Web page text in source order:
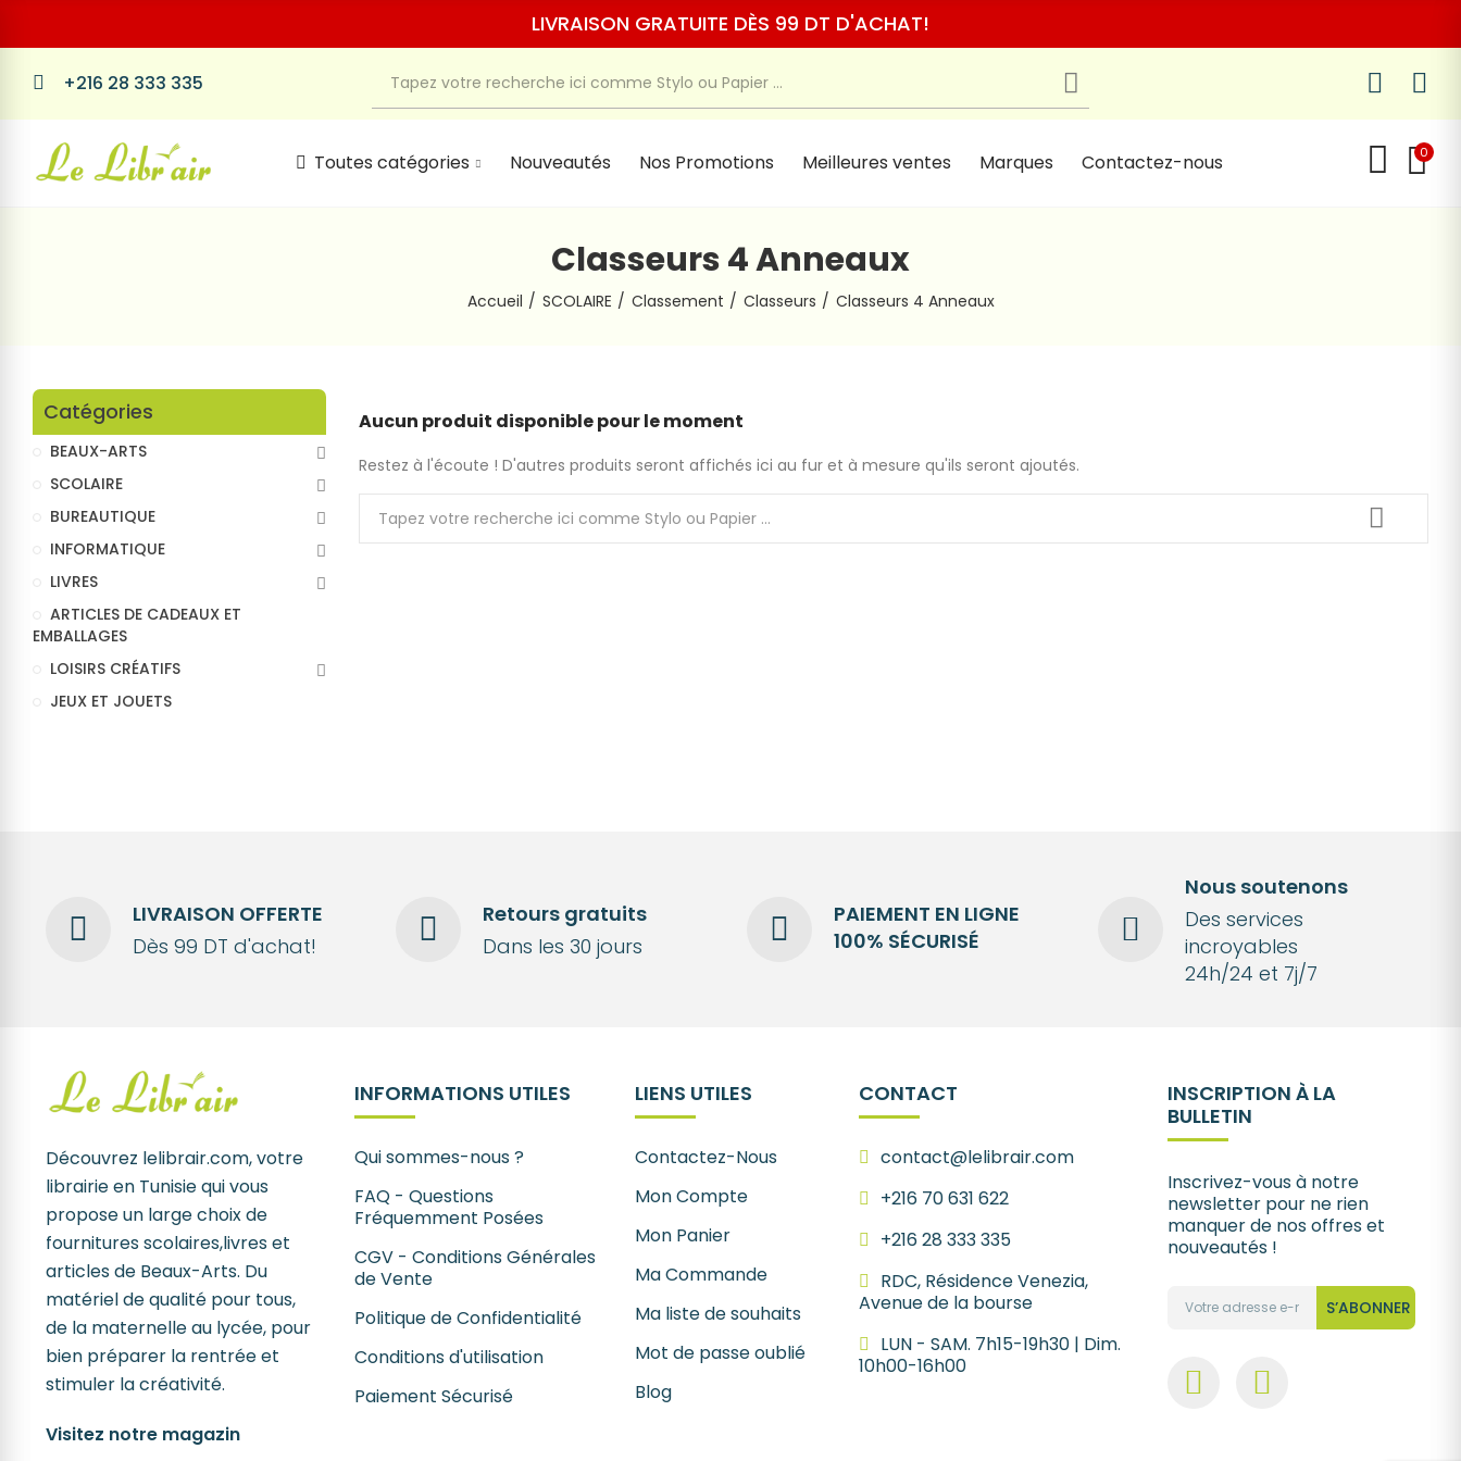
LIVRAISON GRATUITE DÈS 99 DT D'ACHAT!
+216 28 333 335
Toutes catégories Nouveautés Nos Promotions Meilleures ventes Marques Contactez-nous 0
Classeurs 4 Anneaux
Accueil SCOLAIRE Classement Classeurs Classeurs 4 Anneaux
Aucun produit disponible pour le moment
Restez à l'écoute ! D'autres produits seront affichés ici au fur et à mesure qu'ils seront ajoutés.
Catégories
BEAUX-ARTS
SCOLAIRE
BUREAUTIQUE
INFORMATIQUE
LIVRES
ARTICLES DE CADEAUX ET
EMBALLAGES
LOISIRS CRÉATIFS
JEUX ET JOUETS
LIVRAISON OFFERTE
Dès 99 DT d'achat!
Retours gratuits
Dans les 30 jours
PAIEMENT EN LIGNE
100% SÉCURISÉ
Nous soutenons
Des services
incroyables
24h/24 et 7j/7
Découvrez lelibrair.com, votre
librairie en Tunisie qui vous
propose un large choix de
fournitures scolaires,livres et
articles de Beaux-Arts. Du
matériel de qualité pour tous,
de la maternelle au lycée, pour
bien préparer la rentrée et
stimuler la créativité.
Visitez notre magazin
INFORMATIONS UTILES
Qui sommes-nous ?
FAQ - Questions
Fréquemment Posées
CGV - Conditions Générales
de Vente
Politique de Confidentialité
Conditions d'utilisation
Paiement Sécurisé
LIENS UTILES
Contactez-Nous
Mon Compte
Mon Panier
Ma Commande
Ma liste de souhaits
Mot de passe oublié
Blog
CONTACT
contact@lelibrair.com
+216 70 631 622
+216 28 333 335
RDC, Résidence Venezia,
Avenue de la bourse
LUN - SAM. 7h15-19h30 | Dim.
10h00-16h00
INSCRIPTION À LA
BULLETIN
Inscrivez-vous à notre
newsletter pour ne rien
manquer de nos offres et
nouveautés !
S’ABONNER